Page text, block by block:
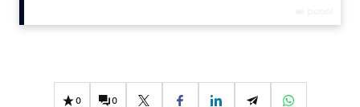
Diversiteit
0 0